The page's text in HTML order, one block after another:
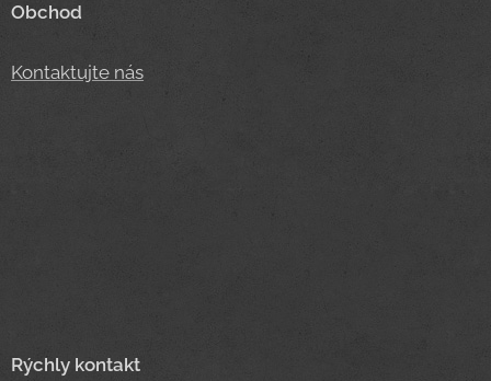
Obchod
Kontaktujte nás
Rýchly kontakt